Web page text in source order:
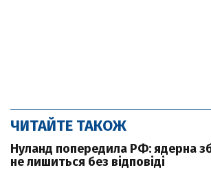
ЧИТАЙТЕ ТАКОЖ
Нуланд попередила РФ: ядерна
не лишиться без відповіді